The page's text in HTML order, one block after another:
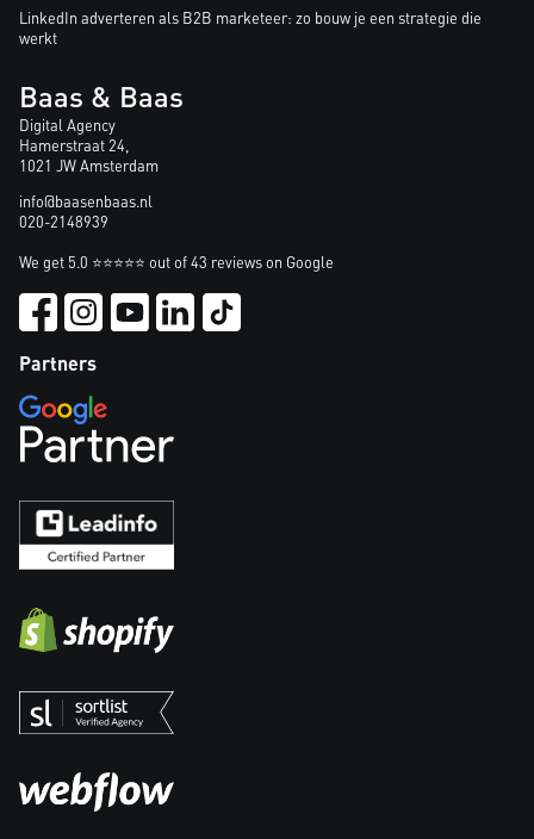
LinkedIn adverteren als B2B marketeer: zo bouw je een strategie die
werkt
Baas & Baas
Digital Agency
Hamerstraat 24,
1021 JW Amsterdam
info@baasenbaas.nl
020-2148939
We get 5.0 ⭐⭐⭐⭐⭐ out of 43 reviews on Google
Partners